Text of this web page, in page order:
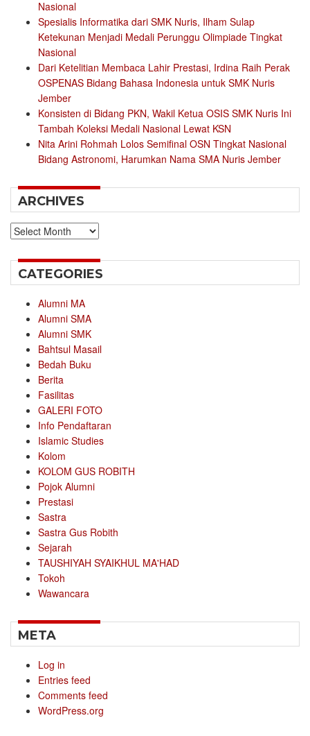
Nasional
Spesialis Informatika dari SMK Nuris, Ilham Sulap
Ketekunan Menjadi Medali Perunggu Olimpiade Tingkat
Nasional
Dari Ketelitian Membaca Lahir Prestasi, Irdina Raih Perak
OSPENAS Bidang Bahasa Indonesia untuk SMK Nuris
Jember
Konsisten di Bidang PKN, Wakil Ketua OSIS SMK Nuris Ini
Tambah Koleksi Medali Nasional Lewat KSN
Nita Arini Rohmah Lolos Semifinal OSN Tingkat Nasional
Bidang Astronomi, Harumkan Nama SMA Nuris Jember
ARCHIVES
Archives
CATEGORIES
Alumni MA
Alumni SMA
Alumni SMK
Bahtsul Masail
Bedah Buku
Berita
Fasilitas
GALERI FOTO
Info Pendaftaran
Islamic Studies
Kolom
KOLOM GUS ROBITH
Pojok Alumni
Prestasi
Sastra
Sastra Gus Robith
Sejarah
TAUSHIYAH SYAIKHUL MA'HAD
Tokoh
Wawancara
META
Log in
Entries feed
Comments feed
WordPress.org